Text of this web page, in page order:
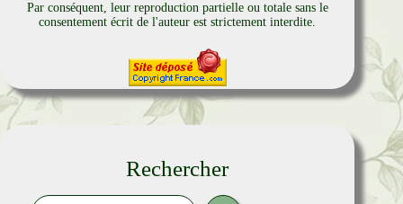
Par conséquent, leur reproduction partielle ou totale sans le
consentement écrit de l'auteur est strictement interdite.
Rechercher